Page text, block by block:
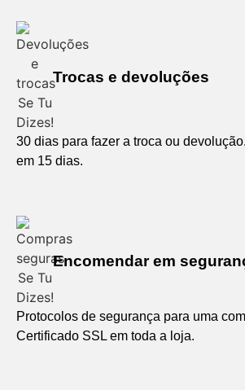
Trocas e devoluções
30 dias para fazer a troca ou
em 15 dias.
Encomendar em
Protocolos de segurança para uma
Certificado SSL em toda a loja.